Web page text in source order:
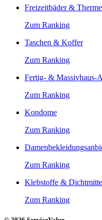
Freizeitbäder &
Zum Ranking
Taschen & Koffer
Zum Ranking
Fertig- & Massivhaus-
Zum Ranking
Kondome
Zum Ranking
Zum Ranking
Klebstoffe &
Zum Ranking